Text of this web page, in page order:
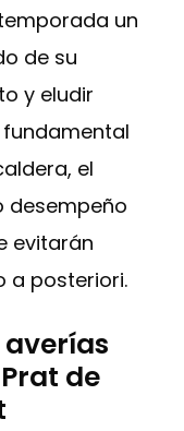
un
de su
y eludir
el
desempeño
evitarán
a posteriori.
averías
de